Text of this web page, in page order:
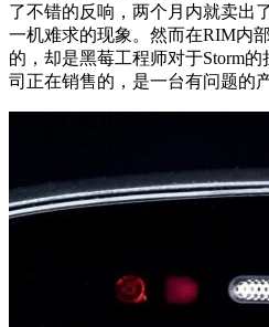
了不错的反响，两个月内就卖出
一机难求的现象。然而在RIM内
的，却是黑莓工程师对于Storm
司正在销售的，是一台有问题的产